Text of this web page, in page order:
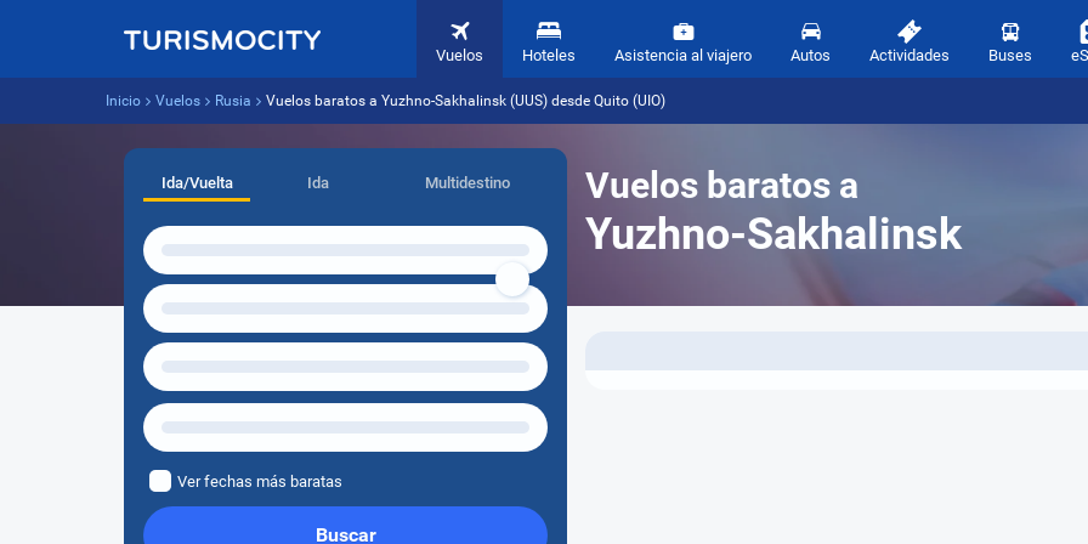
Vuelos Hoteles Asistencia al viajero Autos Actividades Buses
Inicio Vuelos Rusia Vuelos baratos a Yuzhno-Sakhalinsk (UUS) desde Quito (UIO)
Vuelos baratos a
Yuzhno-Sakhalinsk
Ida/Vuelta Ida Multidestino
Ver fechas más baratas
Buscar